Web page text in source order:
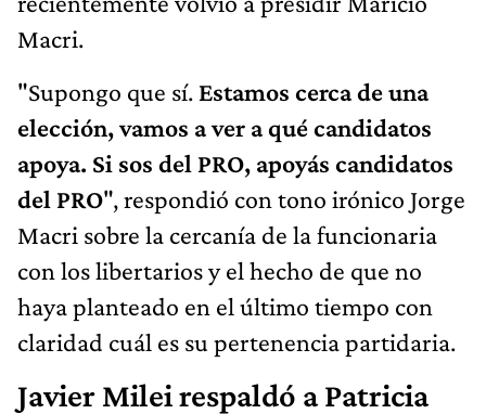
Macri.
"Supongo que sí. Estamos cerca de una
elección, vamos a ver a qué candidatos
apoya. Si sos del PRO, apoyás candidatos
del PRO", respondió con tono irónico Jorge
Macri sobre la cercanía de la funcionaria
con los libertarios y el hecho de que no
haya planteado en el último tiempo con
claridad cuál es su pertenencia partidaria.
Javier Milei respaldó a Patricia